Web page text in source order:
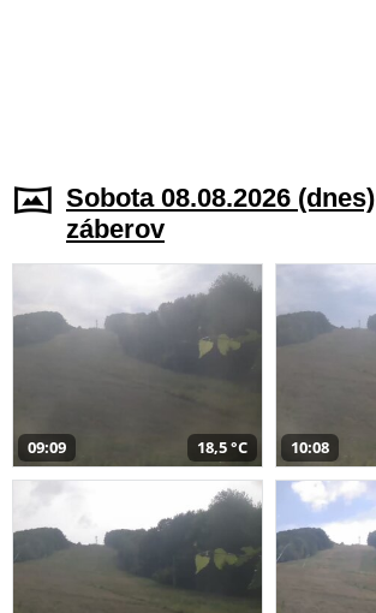
Sobota 08.08.2026 (dnes)
záberov
09:09 18,5 °C 10:08